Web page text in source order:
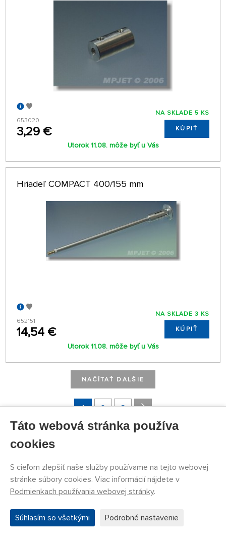
653020
3,29 €
NA SKLADE 5 KS
KÚPIŤ
Utorok 11.08. môže byť u Vás
Hriadeľ COMPACT 400/155 mm
652151
14,54 €
NA SKLADE 3 KS
KÚPIŤ
Utorok 11.08. môže byť u Vás
NAČÍTAŤ DALŠIE
1 2 3
Táto webová stránka používa
cookies
S cieľom zlepšiť naše služby používame na tejto webovej
stránke súbory cookies. Viac informácií nájdete v
Podmienkach používania webovej stránky.
Súhlasím so všetkými Podrobné nastavenie